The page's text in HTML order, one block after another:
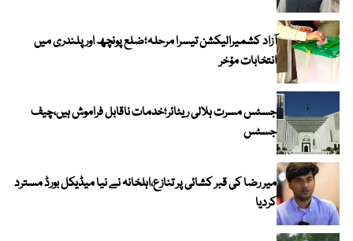
آزاد کشمیرالیکشن تیسرا مرحلہ؛ضلع پونچھ اور پلندری میں
انتخابات مؤخر
جسٹس مسرت ہلالی ریٹائر؛خدمات ناقابل فراموش ہیں،چیف
جسٹس
میر رضا کی قبر کشائی پر تنازع،اہلخانہ نے نیا میڈیکل بورڈ مسترد
کردیا